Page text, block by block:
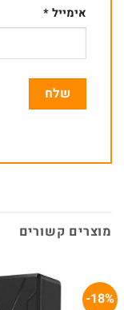
אימייל*
מוצרים קשורים
18%-